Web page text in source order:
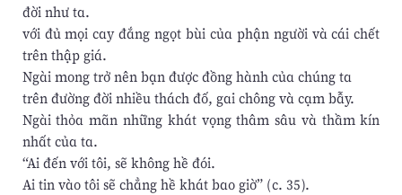
đời như ta.
với đủ mọi cay đắng ngọt bùi của phận người và cái chết
trên thập giá.
Ngài mong trở nên bạn được đồng hành của chúng ta
trên đường đời nhiều thách đố, gai chông và cạm bẫy.
Ngài thỏa mãn những khát vọng thâm sâu và thầm kín
nhất của ta.
“Ai đến với tôi, sẽ không hề đói.
Ai tin vào tôi sẽ chẳng hề khát bao giờ” (c. 35).